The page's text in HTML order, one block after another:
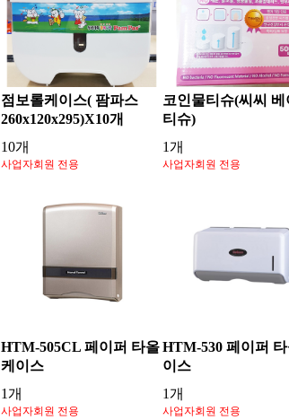
점보롤케이스( 팜파스
260x120x295)X10개
10개
사업자회원 전용
코인물티슈(씨씨 베
티슈)
1개
사업자회원 전용
HTM-505CL 페이퍼 타올
케이스
1개
사업자회원 전용
HTM-530 페이퍼 타
이스
1개
사업자회원 전용